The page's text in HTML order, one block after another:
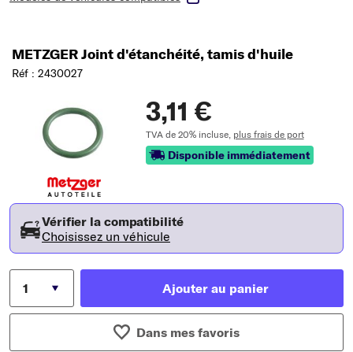
METZGER Joint d'étanchéité, tamis d'huile
Réf : 2430027
3,11 €
TVA de 20% incluse, plus frais de port
Disponible immédiatement
Vérifier la compatibilité
Choisissez un véhicule
Ajouter au panier
Dans mes favoris